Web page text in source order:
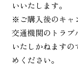
いいたします。
※ご購入後のキャ
交通機関のトラブ
いたしかねます
めください。